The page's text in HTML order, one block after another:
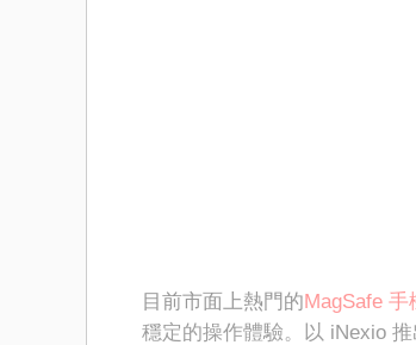
目前市面上熱門的MagSafe 手
穩定的操作體驗。以 iNexio